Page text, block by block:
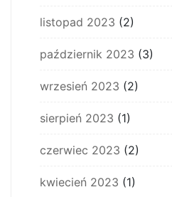
listopad 2023 (2)
październik 2023 (3)
wrzesień 2023 (2)
sierpień 2023 (1)
czerwiec 2023 (2)
kwiecień 2023 (1)